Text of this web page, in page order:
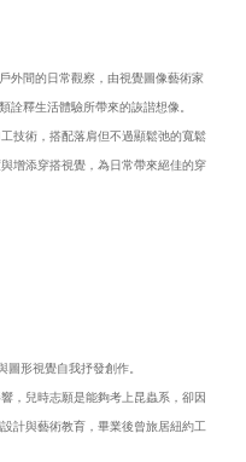
外間的日常觀察，由視覺圖像藝術家
釋生活體驗所帶來的詼諧想像。
技術，搭配落肩但不過顯鬆弛的寬鬆
增添穿搭視覺，為日常帶來絕佳的穿
形視覺自我抒發創作。
，兒時志願是能夠考上昆蟲系，卻因
計與藝術教育，畢業後曾旅居紐約工